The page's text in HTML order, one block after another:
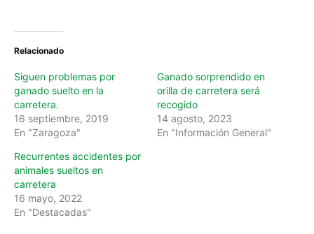
Relacionado
Siguen problemas por
ganado suelto en la
carretera.
16 septiembre, 2019
En "Zaragoza"
Ganado sorprendido en
orilla de carretera será
recogido
14 agosto, 2023
En "Información General"
Recurrentes accidentes por
animales sueltos en
carretera
16 mayo, 2022
En "Destacadas"